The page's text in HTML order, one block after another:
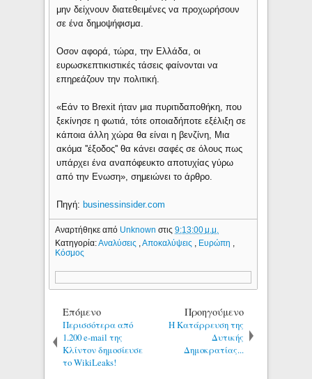
μην δείχνουν διατεθειμένες να προχωρήσουν
σε ένα δημοψήφισμα.
Οσον αφορά, τώρα, την Ελλάδα, οι
ευρωσκεπτικιστικές τάσεις φαίνονται να
επηρεάζουν την πολιτική.
«Εάν το Brexit ήταν μια πυριτιδαποθήκη, που
ξεκίνησε η φωτιά, τότε οποιαδήποτε εξέλιξη σε
κάποια άλλη χώρα θα είναι η βενζίνη, Μια
ακόμα ''έξοδος'' θα κάνει σαφές σε όλους πως
υπάρχει ένα αναπόφευκτο αποτυχίας γύρω
από την Ενωση», σημειώνει το άρθρο.
Πηγή: businessinsider.com
Αναρτήθηκε από Unknownστις9:13:00 μ.μ.
Κατηγορία:Αναλύσεις ,Αποκαλύψεις , Ευρώπη ,
Κόσμος
Επόμενο
Περισσότερα από
1.200 e-mail της
Κλίντον δημοσίευσε
το WikiLeaks!
Προηγούμενο
Η Κατάρρευση της
Δυτικής
Δημοκρατίας...